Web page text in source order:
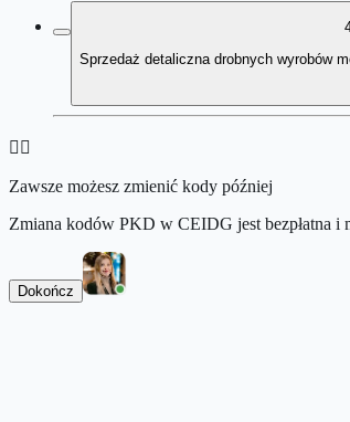
Sprzedaż detaliczna drobnych wyrobów
👉🏻
Zawsze możesz zmienić kody później
Zmiana kodów PKD w CEIDG jest bezpłatna i
Dokończ